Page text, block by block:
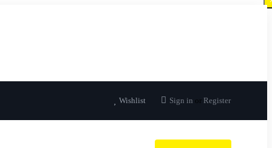
Wishlist Sign in or Register